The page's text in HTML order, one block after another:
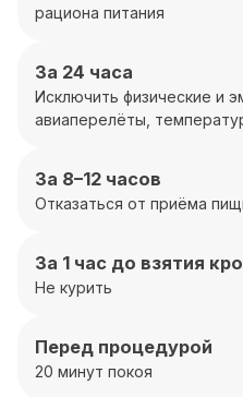
рациона питания
За 24 часа
Исключить физические и
авиаперелёты,
За 8–12 часов
Отказаться от приёма
За 1 час до взятия
Не курить
Перед процедурой
20 минут покоя